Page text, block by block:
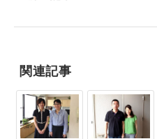
関連記事